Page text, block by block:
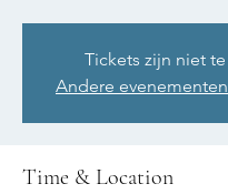
Tickets zijn niet
Andere
Time & Location